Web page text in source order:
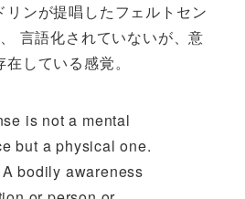
リンが提唱したフェルトセン
言語化されていないが、意
している感覚。
is not a mental
but a physical one.
bodily awareness